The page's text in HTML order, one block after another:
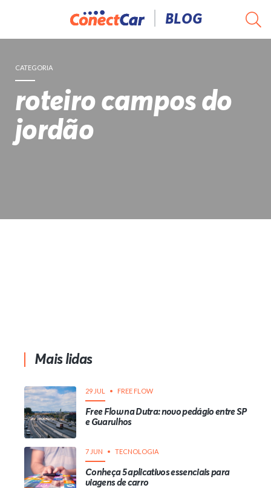
BLOG
CATEGORIA
roteiro campos do
jordão
Mais lidas
29 JUL FREE FLOW
Free Flow na Dutra: novo pedágio entre SP
e Guarulhos
7 JUN TECNOLOGIA
Conheça 5 aplicativos essenciais para
viagens de carro